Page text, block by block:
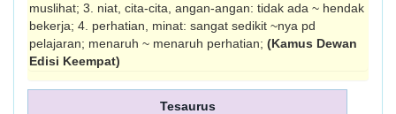
muslihat; 3. niat, cita-cita, angan-angan: tidak ada ~ hendak
bekerja; 4. perhatian, minat: sangat sedikit ~nya pd
pelajaran; menaruh ~ menaruh perhatian; (Kamus Dewan
Edisi Keempat)
Tesaurus